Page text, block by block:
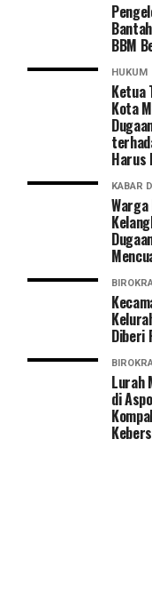
BBM
HUKUM
Ketua
Kota
Harus
KABAR
Diberi
Lurah
di